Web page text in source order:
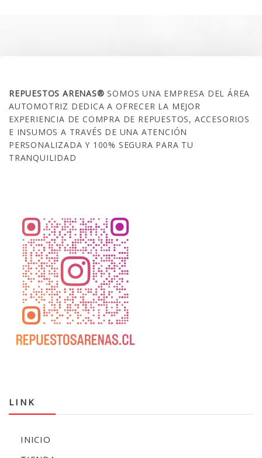
REPUESTOS ARENAS®SOMOS UNA EMPRESA DEL ÁREA
AUTOMOTRIZ DEDICA A OFRECER LA MEJOR
EXPERIENCIA DE COMPRA DE REPUESTOS, ACCESORIOS
E INSUMOS A TRAVÉS DE UNA ATENCIÓN
PERSONALIZADA Y 100% SEGURA PARA TU
TRANQUILIDAD
LINK
INICIO